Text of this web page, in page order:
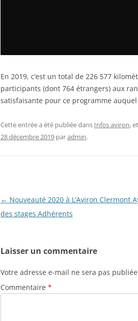
En 2019, c’est un total de 226 577
participants (dont 764 étrangers) aux
satisfaisante pour ce programme
Cette entrée a été publiée dans Infos aviron,
28 décembre 2019 paradmin.
Navigation
des
← Nouveauté 2020 à L’Aviron Clermont
des stages Adhérents
Laisser un commentaire
Votre adresse e-mail ne sera pas
Commentaire *